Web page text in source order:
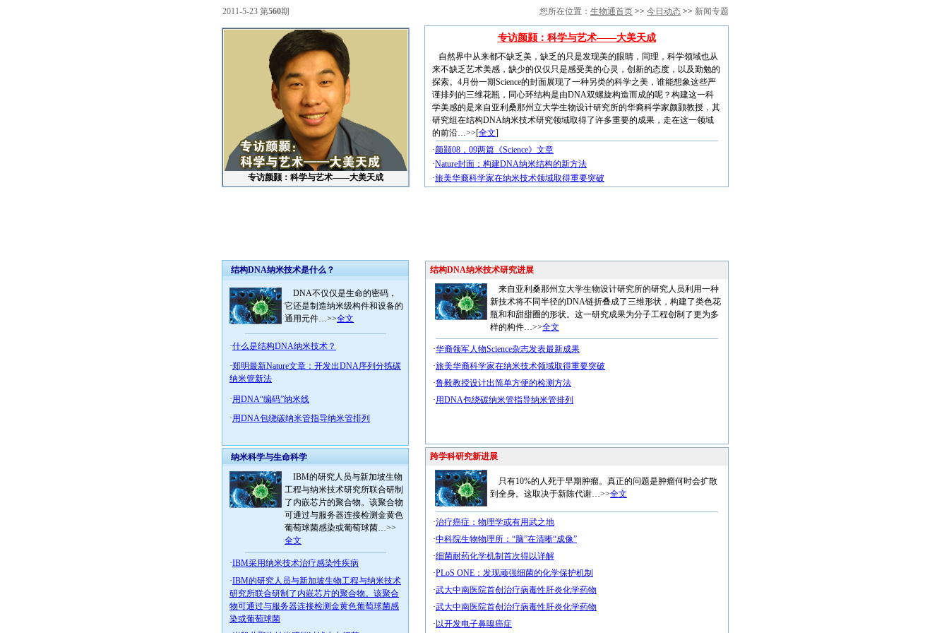
2011-5-23 第560期 您所在位置： 生物通首页 >> 今日动态 >> 新闻专题
专访颜颢：科学与艺术——大美天成
专访颜颢：科学与艺术——大美天成
自然界中从来都不缺乏美，缺乏的只是发现美的眼睛，同理，科学领域也从
来不缺乏艺术美感，缺少的仅仅只是感受美的心灵，创新的态度，以及勤勉的
探索。4月份一期Science的封面展现了一种另类的科学之美，谁能想象这些严
谨排列的三维花瓶，同心环结构是由DNA双螺旋构造而成的呢？构建这一科
学美感的是来自亚利桑那州立大学生物设计研究所的华裔科学家颜颢教授，其
研究组在结构DNA纳米技术研究领域取得了许多重要的成果，走在这一领域
的前沿…>>[全文]
·颜颢08，09两篇《Science》文章
·Nature封面：构建DNA纳米结构的新方法
·旅美华裔科学家在纳米技术领域取得重要突破
结构DNA纳米技术是什么？
DNA不仅仅是生命的密码，
它还是制造纳米级构件和设备的
通用元件…>>全文
·什么是结构DNA纳米技术？
·郑明最新Nature文章：开发出DNA序列分拣碳
纳米管新法
·用DNA“编码”纳米线
·用DNA包绕碳纳米管指导纳米管排列
纳米科学与生命科学
IBM的研究人员与新加坡生物
工程与纳米技术研究所联合研制
了内嵌芯片的聚合物。该聚合物
可通过与服务器连接检测金黄色
葡萄球菌感染或葡萄球菌…>>
全文
·IBM采用纳米技术治疗感染性疾病
·IBM的研究人员与新加坡生物工程与纳米技术
研究所联合研制了内嵌芯片的聚合物。该聚合
物可通过与服务器连接检测金黄色葡萄球菌感
染或葡萄球菌
结构DNA纳米技术研究进展
来自亚利桑那州立大学生物设计研究所的研究人员利用一种
新技术将不同半径的DNA链折叠成了三维形状，构建了类色花
瓶和和甜甜圈的形状。这一研究成果为分子工程创制了更为多
样的构件…>>全文
·华裔领军人物Science杂志发表最新成果
·旅美华裔科学家在纳米技术领域取得重要突破
·鲁毅教授设计出简单方便的检测方法
·用DNA包绕碳纳米管指导纳米管排列
跨学科研究新进展
只有10%的人死于早期肿瘤。真正的问题是肿瘤何时会扩散
到全身。这取决于新陈代谢…>>全文
·治疗癌症：物理学或有用武之地
·中科院生物物理所：“脑”在清晰“成像”
·细菌耐药化学机制首次得以详解
·PLoS ONE：发现顽强细菌的化学保护机制
·武大中南医院首创治疗病毒性肝炎化学药物
·武大中南医院首创治疗病毒性肝炎化学药物
· 以开发电子鼻嗅癌症